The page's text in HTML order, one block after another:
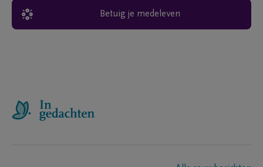
Betuig je medeleven